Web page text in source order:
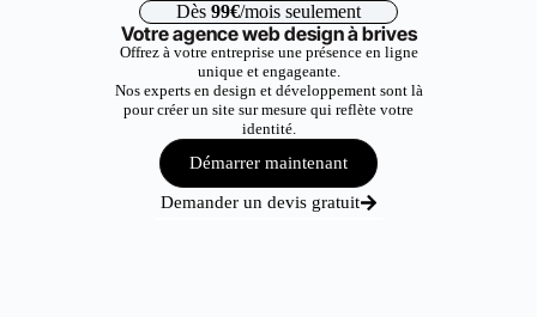
Dès 99€/mois seulement
Votre agence web design à brives
Offrez à votre entreprise une présence en ligne
unique et engageante.
Nos experts en design et développement sont là
pour créer un site sur mesure qui reflète votre
identité.
Démarrer maintenant
Demander un devis gratuit